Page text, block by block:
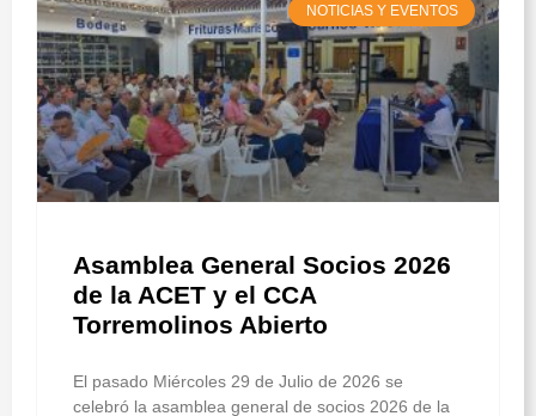
NOTICIAS Y EVENTOS
Asamblea General Socios 2026
de la ACET y el CCA
Torremolinos Abierto
El pasado Miércoles 29 de Julio de 2026 se
celebró la asamblea general de socios 2026 de la